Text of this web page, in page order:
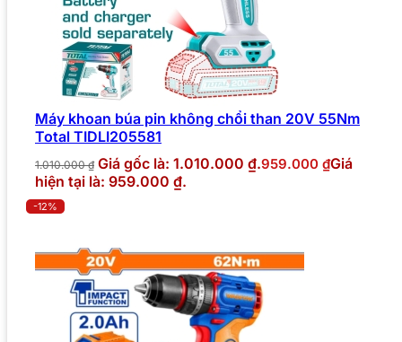
Máy khoan búa pin không chổi than 20V 55Nm
Total TIDLI205581
1.010.000₫ Giá gốc là: 1.010.000 ₫.959.000 ₫Giá
hiện tại là: 959.000 ₫.
-12%